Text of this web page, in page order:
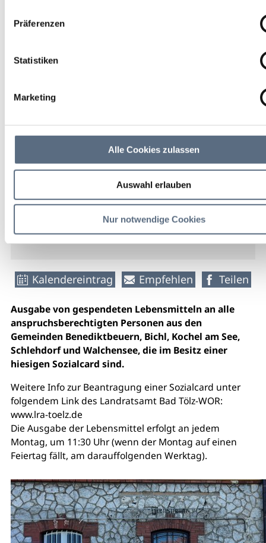
Präferenzen
Statistiken
Marketing
Alle Cookies zulassen
Auswahl erlauben
Nur notwendige Cookies
Mo 11:30 - 13:00 Uhr
Bahnhof Kochel am See,
gleisseitig, direkt neben der
Wartehalle
freier
Eintritt
weitere Veranstaltungsinfos
Kalendereintrag Empfehlen Teilen
Ausgabe von gespendeten Lebensmitteln an alle
anspruchsberechtigten Personen aus den
Gemeinden Benediktbeuern, Bichl, Kochel am See,
Schlehdorf und Walchensee, die im Besitz einer
hiesigen Sozialcard sind.
Weitere Info zur Beantragung einer Sozialcard unter
folgendem Link des Landratsamt Bad Tölz-WOR:
www.lra-toelz.de
Die Ausgabe der Lebensmittel erfolgt an jedem
Montag, um 11:30 Uhr (wenn der Montag auf einen
Feiertag fällt, am darauffolgenden Werktag).